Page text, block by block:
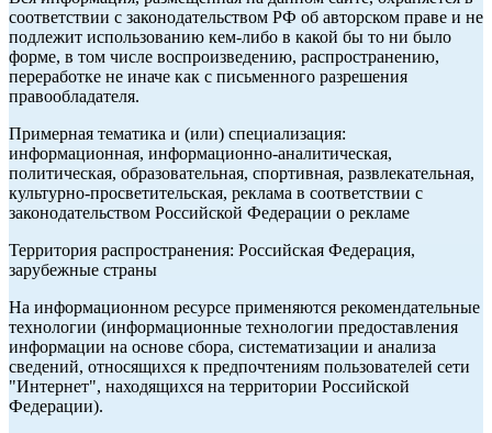
соответствии с законодательством РФ об авторском праве и не
подлежит использованию кем-либо в какой бы то ни было
форме, в том числе воспроизведению, распространению,
переработке не иначе как с письменного разрешения
правообладателя.
Примерная тематика и (или) специализация:
информационная, информационно-аналитическая,
политическая, образовательная, спортивная, развлекательная,
культурно-просветительская, реклама в соответствии с
законодательством Российской Федерации о рекламе
Территория распространения: Российская Федерация,
зарубежные страны
На информационном ресурсе применяются рекомендательные
технологии (информационные технологии предоставления
информации на основе сбора, систематизации и анализа
сведений, относящихся к предпочтениям пользователей сети
"Интернет", находящихся на территории Российской
Федерации).